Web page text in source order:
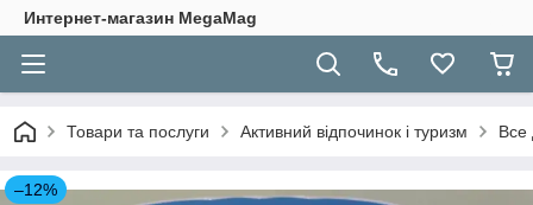
Интернет-магазин MegaMag
Товари та послуги Активний відпочинок і туризм Все
–12%